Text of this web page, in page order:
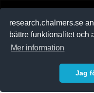
research.chalmers.se
bättre funktionalitet och
Mer information
Jag